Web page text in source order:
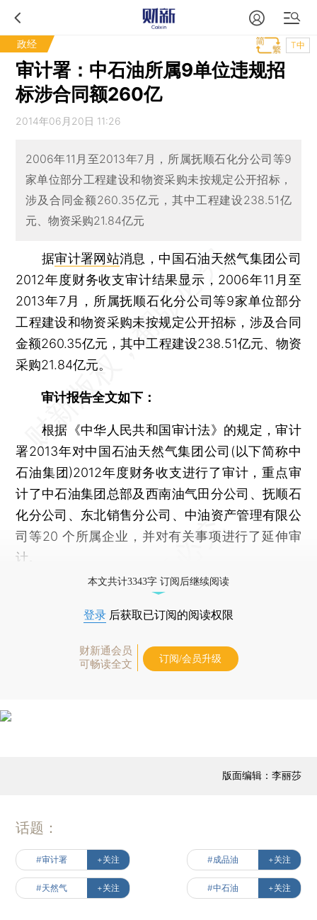
政经 T中
审计署：中石油所属9单位违规招
标涉合同额260亿
2014年06月20日 11:26
2006年11月至2013年7月，所属抚顺石化分公司等9
家单位部分工程建设和物资采购未按规定公开招标，
涉及合同金额260.35亿元，其中工程建设238.51亿
元、物资采购21.84亿元
据审计署网站消息，中国石油天然气集团公司
2012年度财务收支审计结果显示，2006年11月至
2013年7月，所属抚顺石化分公司等9家单位部分
工程建设和物资采购未按规定公开招标，涉及合同
金额260.35亿元，其中工程建设238.51亿元、物资
采购21.84亿元。
审计报告全文如下：
根据《中华人民共和国审计法》的规定，审计
署2013年对中国石油天然气集团公司(以下简称中
石油集团)2012年度财务收支进行了审计，重点审
计了中石油集团总部及西南油气田分公司、抚顺石
化分公司、东北销售分公司、中油资产管理有限公
司等20 个所属企业，并对有关事项进行了延伸审
计。
本文共计3343字 订阅后继续阅读
登录 后获取已订阅的阅读权限
财新通会员
可畅读全文
订阅/会员升级
版面编辑：李丽莎
话题：
#审计署 +关注 #成品油 +关注
#天然气 +关注 #中石油 +关注